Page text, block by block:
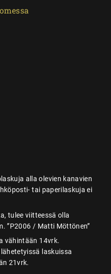
alla olevien kanavien
tai paperilaskuja ei
tulee viitteessä olla
”P2006 / Matti Möttönen”
vähintään 14vrk.
laskuissa
21vrk.